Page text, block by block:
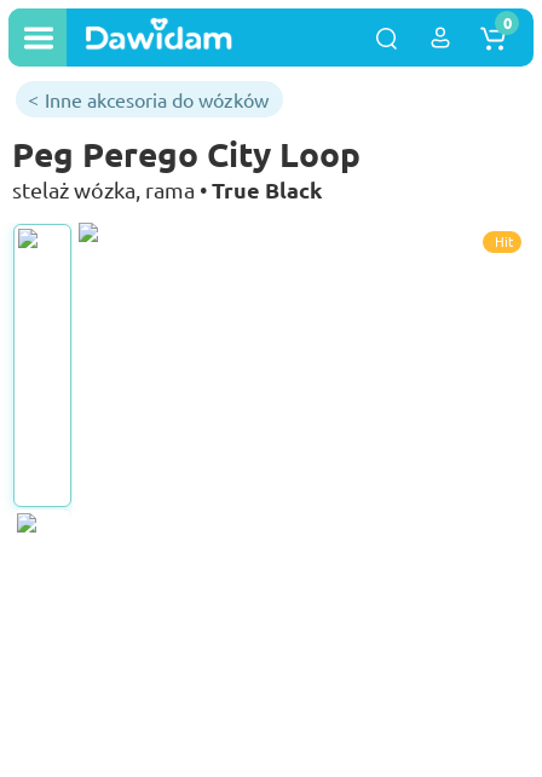
0
Inne akcesoria do wózków
Peg Perego City Loop
stelaż wózka, rama •True Black
Hit